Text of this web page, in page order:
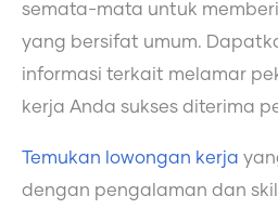
semata-mata untuk
yang bersifat umum.
informasi terkait melamar
kerja Anda sukses diterima
Temukan lowongan kerja
dengan pengalaman dan